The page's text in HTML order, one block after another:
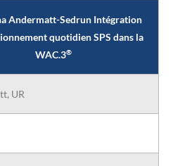
Andermatt-Sedrun Intégration
quotidien SPS dans la
WAC.3®
UR